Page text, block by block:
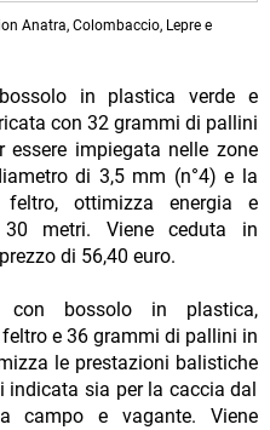
Anatra, Colombaccio, Lepre e
in plastica verde e
con 32 grammi di pallini
impiegata nelle zone
di 3,5 mm (n°4) e la
ottimizza energia e
metri. Viene ceduta in
di 56,40 euro.
bossolo in plastica,
e 36 grammi di pallini in
le prestazioni balistiche
sia per la caccia dal
campo e vagante. Viene